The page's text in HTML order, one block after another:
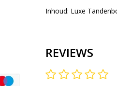
Inhoud: Luxe
REVIEWS